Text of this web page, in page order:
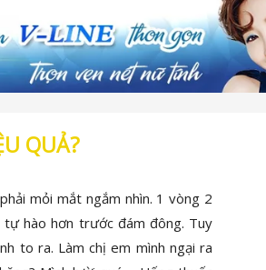
QUẢ?
mỏi mắt ngắm nhìn. 1 vòng 2
tự hào hơn trước đám đông. Tuy
to ra. Làm chị em mình ngại ra